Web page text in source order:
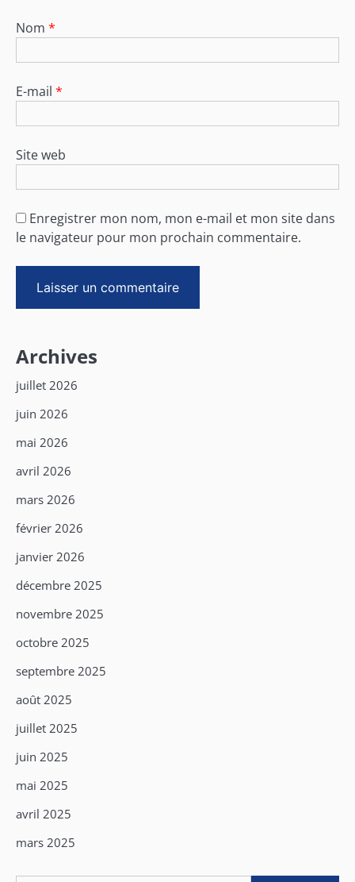
Nom *
E-mail *
Site web
Enregistrer mon nom, mon e-mail et mon site dans
le navigateur pour mon prochain commentaire.
Archives
juillet 2026
juin 2026
mai 2026
avril 2026
mars 2026
février 2026
janvier 2026
décembre 2025
novembre 2025
octobre 2025
septembre 2025
août 2025
juillet 2025
juin 2025
mai 2025
avril 2025
mars 2025